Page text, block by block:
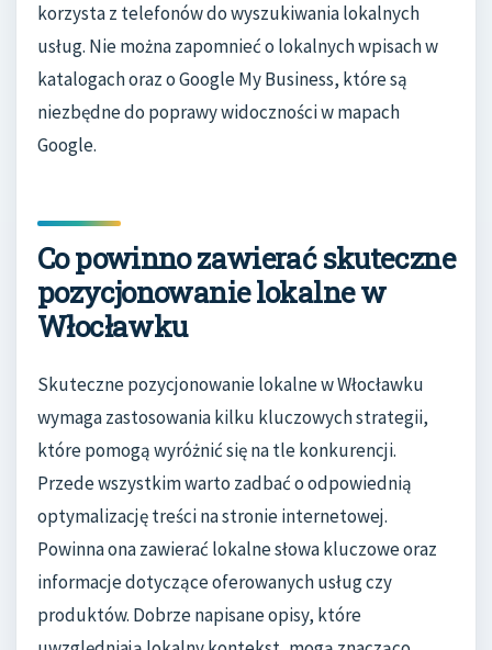
korzysta z telefonów do wyszukiwania lokalnych
usług. Nie można zapomnieć o lokalnych wpisach w
katalogach oraz o Google My Business, które są
niezbędne do poprawy widoczności w mapach
Google.
Co powinno zawierać skuteczne
pozycjonowanie lokalne w
Włocławku
Skuteczne pozycjonowanie lokalne w Włocławku
wymaga zastosowania kilku kluczowych strategii,
które pomogą wyróżnić się na tle konkurencji.
Przede wszystkim warto zadbać o odpowiednią
optymalizację treści na stronie internetowej.
Powinna ona zawierać lokalne słowa kluczowe oraz
informacje dotyczące oferowanych usług czy
produktów. Dobrze napisane opisy, które